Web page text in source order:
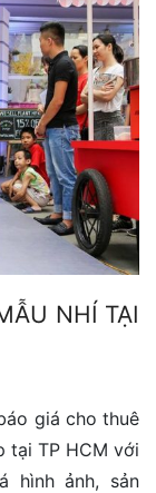
NHÍ TẠI
giá cho thuê
tại TP HCM với
hình ảnh, sản